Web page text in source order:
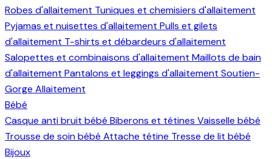
Robes d'allaitement Tuniques et chemisiers d'allaitement
Pyjamas et nuisettes d'allaitement Pulls et gilets
d'allaitement T-shirts et débardeurs d'allaitement
Salopettes et combinaisons d'allaitement Maillots de bain
d'allaitement Pantalons et leggings d'allaitement Soutien-
Gorge Allaitement
Bébé
Casque anti bruit bébé Biberons et tétines Vaisselle bébé
Trousse de soin bébé Attache tétine Tresse de lit bébé
Bijoux